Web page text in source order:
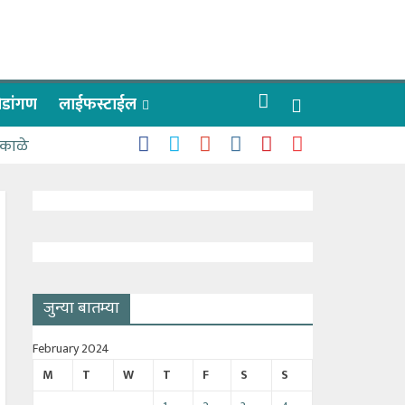
लाईफस्टाईल
काळे
जुन्या बातम्या
February 2024
M
T W T F S
S